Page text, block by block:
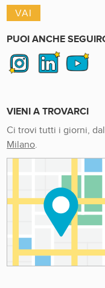
PUOI ANCHE
VIENI A TROVARCI
Ci trovi tutti i giorni,
Milano